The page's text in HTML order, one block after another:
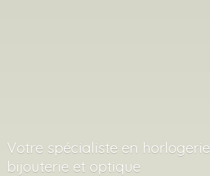
Votre spécialiste en horlogerie,
bijouterie et optique